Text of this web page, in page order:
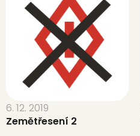
6. 12. 2019
Zemětřesení 2